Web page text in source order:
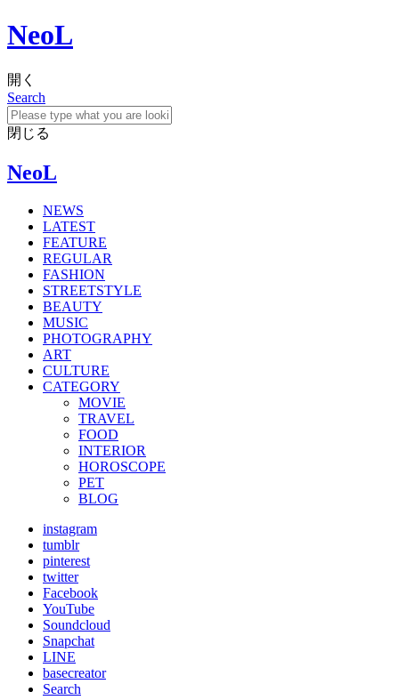
NeoL
開く
Search
閉じる
NeoL
NEWS
LATEST
FEATURE
REGULAR
FASHION
STREETSTYLE
BEAUTY
MUSIC
PHOTOGRAPHY
ART
CULTURE
CATEGORY
MOVIE
TRAVEL
FOOD
INTERIOR
HOROSCOPE
PET
BLOG
instagram
tumblr
pinterest
twitter
Facebook
YouTube
Soundcloud
Snapchat
LINE
basecreator
Search